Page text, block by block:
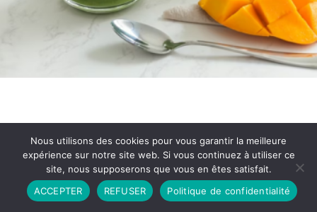
Partenariat Contact
Politique de Confidentialité
CGU
Copyright © 2026 - Propulsé par DIEUDUDIABLE
Nous utilisons des cookies pour vous garantir la meilleure
expérience sur notre site web. Si vous continuez à utiliser ce
site, nous supposerons que vous en êtes satisfait.
ACCEPTER
REFUSER Politique de confidentialité